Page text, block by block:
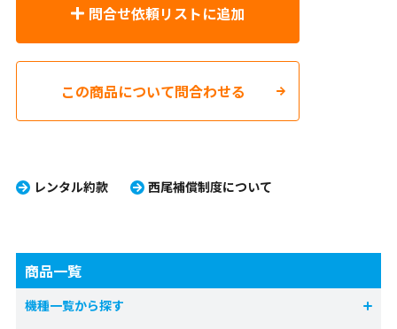
問合せ依頼リストに追加
この商品について問合わせる
レンタル約款 西尾補償制度について
商品一覧
機種一覧から探す